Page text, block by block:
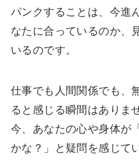
パンクすることは、今進
なたに合っているのか、
いるのです。
仕事でも人間関係でも、
ると感じる瞬間はありま
今、あなたの心や身体が
かな？」と疑問を感じて